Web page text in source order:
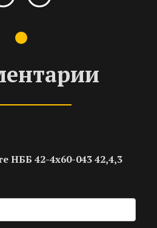
НББ 42-4х60-043 42,4,3